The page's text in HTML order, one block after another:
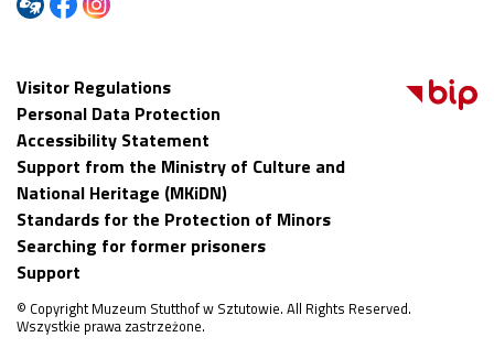
Visitor Regulations
Personal Data Protection
Accessibility Statement
Support from the Ministry of Culture and
National Heritage (MKiDN)
Standards for the Protection of Minors
Searching for former prisoners
Support
© Copyright Muzeum Stutthof w Sztutowie. All Rights Reserved.
Wszystkie prawa zastrzeżone.